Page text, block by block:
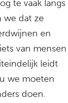
te vaak langs
we dat ze
en
van mensen
leidt
we moeten
doen.